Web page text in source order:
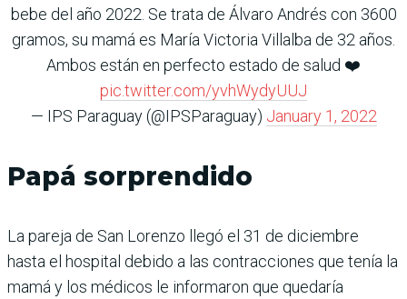
bebe del año 2022. Se trata de Álvaro Andrés con 3600
gramos, su mamá es María Victoria Villalba de 32 años.
Ambos están en perfecto estado de salud ❤️
pic.twitter.com/yvhWydyUUJ
— IPS Paraguay (@IPSParaguay) January 1, 2022
Papá sorprendido
La pareja de San Lorenzo llegó el 31 de diciembre
hasta el hospital debido a las contracciones que tenía la
mamá y los médicos le informaron que quedaría